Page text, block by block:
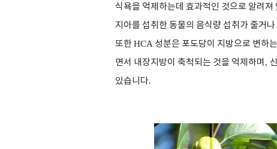
식욕을 억제하는데 효과적인 것으로 알려져
지아를 섭취한 동물의 음식량 섭취가 줄거
또한HCA 성분은 포도당이 지방으로 변하
면서 내장지방이 축척되는 것을 억제하며 ,
있습니다.